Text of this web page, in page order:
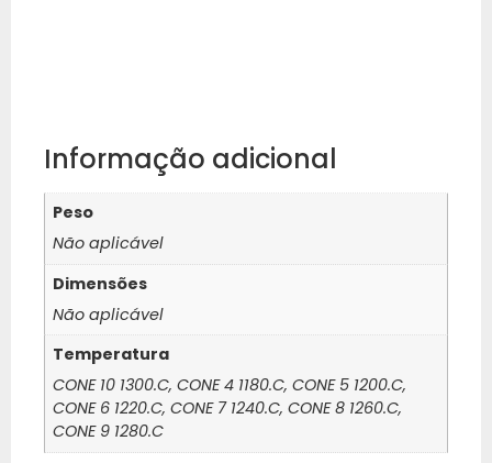
Informação adicional
Peso
Não aplicável
Dimensões
Não aplicável
Temperatura
CONE 10 1300.C, CONE 4 1180.C, CONE 5 1200.C,
CONE 6 1220.C, CONE 7 1240.C, CONE 8 1260.C,
CONE 9 1280.C